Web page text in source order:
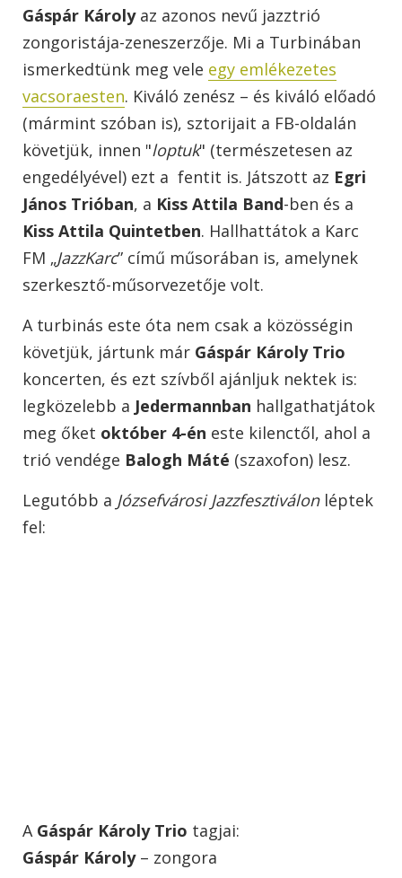
Gáspár Károlyaz azonos nevű jazztrió
zongoristája-zeneszerzője. Mi a Turbinában
ismerkedtünk meg vele egy emlékezetes
vacsoraesten. Kiváló zenész – és kiváló előadó
(mármint szóban is), sztorijait a FB-oldalán
követjük, innen "loptuk" (természetesen az
engedélyével) ezt a fentit is. Játszott az Egri
János Trióban, a Kiss Attila Band-ben és a
Kiss Attila Quintetben. Hallhattátok a Karc
FM „JazzKarc” című műsorában is, amelynek
szerkesztő-műsorvezetője volt.
A turbinás este óta nem csak a közösségin
követjük, jártunk már Gáspár Károly Trio
koncerten, és ezt szívből ajánljuk nektek is:
legközelebb a Jedermannban hallgathatjátok
meg őket október 4-én este kilenctől, ahol a
trió vendége Balogh Máté (szaxofon) lesz.
Legutóbb a Józsefvárosi Jazzfesztiválonléptek
fel:
A Gáspár Károly Trio tagjai:
Gáspár Károly– zongora